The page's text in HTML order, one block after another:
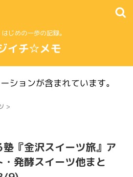
じめの一歩の記録。
イチ☆メモ
ションが含まれています。
>
『金沢スイーツ旅』ア
発酵スイーツ他まと